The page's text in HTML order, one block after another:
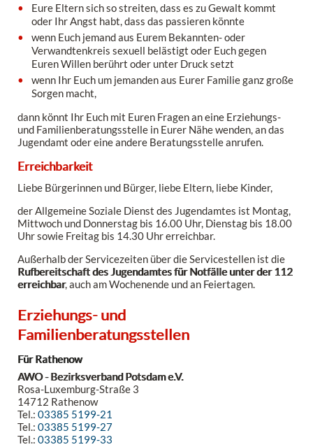
Eure Eltern sich so streiten, dass es zu Gewalt kommt
oder Ihr Angst habt, dass das passieren könnte
wenn Euch jemand aus Eurem Bekannten- oder
Verwandtenkreis sexuell belästigt oder Euch gegen
Euren Willen berührt oder unter Druck setzt
wenn Ihr Euch um jemanden aus Eurer Familie ganz große
Sorgen macht,
dann könnt Ihr Euch mit Euren Fragen an eine Erziehungs-
und Familienberatungsstelle in Eurer Nähe wenden, an das
Jugendamt oder eine andere Beratungsstelle anrufen.
Erreichbarkeit
Liebe Bürgerinnen und Bürger, liebe Eltern, liebe Kinder,
der Allgemeine Soziale Dienst des Jugendamtes ist Montag,
Mittwoch und Donnerstag bis 16.00 Uhr, Dienstag bis 18.00
Uhr sowie Freitag bis 14.30 Uhr erreichbar.
Außerhalb der Servicezeiten über die Servicestellen ist die
Rufbereitschaft des Jugendamtes für Notfälle unter der 112
erreichbar, auch am Wochenende und an Feiertagen.
Erziehungs- und
Familienberatungsstellen
Für Rathenow
AWO - Bezirksverband Potsdam e.V.
Rosa-Luxemburg-Straße 3
14712 Rathenow
Tel.:03385 5199-21
Tel.:03385 5199-27
Tel.:03385 5199-33